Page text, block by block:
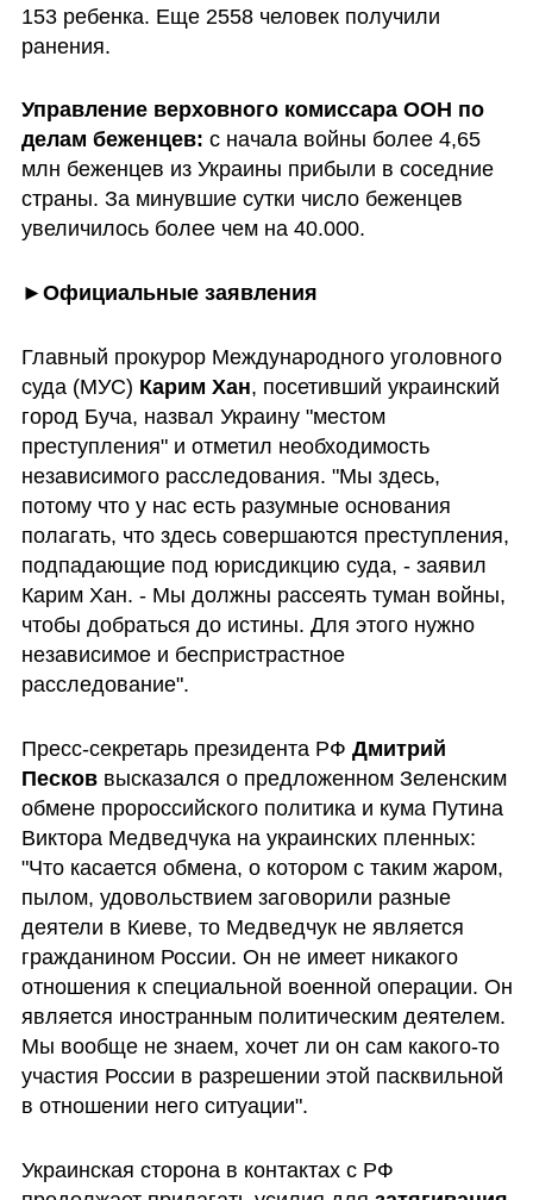
153 ребенка. Еще 2558 человек получили
ранения.
Управление верховного комиссара ООН по
делам беженцев: с начала войны более 4,65
млн беженцев из Украины прибыли в соседние
страны. За минувшие сутки число беженцев
увеличилось более чем на 40.000.
►Официальные заявления
Главный прокурор Международного уголовного
суда (МУС) Карим Хан, посетивший украинский
город Буча, назвал Украину "местом
преступления" и отметил необходимость
независимого расследования. "Мы здесь,
потому что у нас есть разумные основания
полагать, что здесь совершаются преступления,
подпадающие под юрисдикцию суда, - заявил
Карим Хан. - Мы должны рассеять туман войны,
чтобы добраться до истины. Для этого нужно
независимое и беспристрастное
расследование".
Пресс-секретарь президента РФ Дмитрий
Песков высказался о предложенном Зеленским
обмене пророссийского политика и кума Путина
Виктора Медведчука на украинских пленных:
"Что касается обмена, о котором с таким жаром,
пылом, удовольствием заговорили разные
деятели в Киеве, то Медведчук не является
гражданином России. Он не имеет никакого
отношения к специальной военной операции. Он
является иностранным политическим деятелем.
Мы вообще не знаем, хочет ли он сам какого-то
участия России в разрешении этой пасквильной
в отношении него ситуации".
Украинская сторона в контактах с РФ